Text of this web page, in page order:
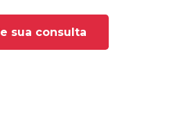
sua consulta